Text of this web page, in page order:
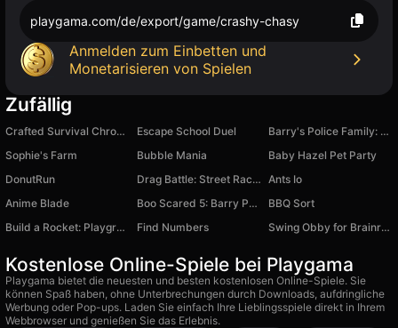
playgama.com/de/export/game/crashy-chasy
Anmelden zum Einbetten und
Monetarisieren von Spielen
Zufällig
Crafted Survival Chronicles Escape School Duel
Barry's Police Family: Obby Escape
Sophie's Farm
Bubble Mania
Baby Hazel Pet Party
DonutRun
Drag Battle: Street Racing Ants Io
Anime Blade
Boo Scared 5: Barry Prison
BBQ Sort
Build a Rocket: Playground
Find Numbers Swing Obby for Brainrots
Kostenlose Online-Spiele bei Playgama
Playgama bietet die neuesten und besten kostenlosen Online-Spiele. Sie
können Spaß haben, ohne Unterbrechungen durch Downloads, aufdringliche
Werbung oder Pop-ups. Laden Sie einfach Ihre Lieblingsspiele direkt in Ihrem
Webbrowser und genießen Sie das Erlebnis.